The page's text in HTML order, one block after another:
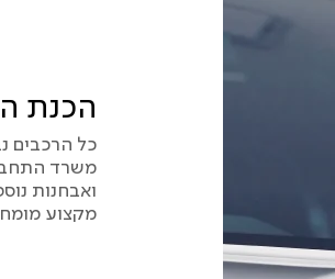
הכנת
כל הרכבים
משרד
ואבחנות
מקצוע